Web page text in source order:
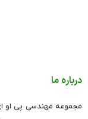
درباره ما
مجموعه مهندسی پی او